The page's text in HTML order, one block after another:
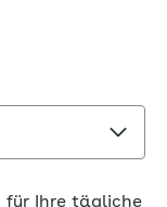
für Ihre tägliche